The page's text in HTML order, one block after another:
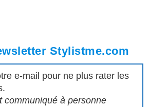
Stylistme.com
e-mail pour ne plus rater les
communiqué à personne